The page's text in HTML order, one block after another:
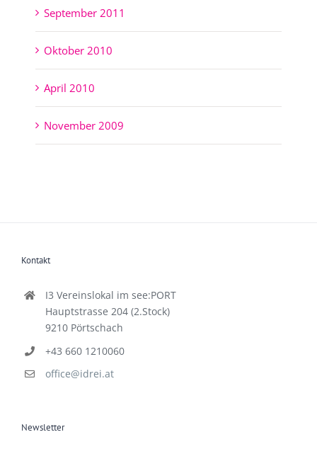
September 2011
Oktober 2010
April 2010
November 2009
Kontakt
I3 Vereinslokal im see:PORT
Hauptstrasse 204 (2.Stock)
9210 Pörtschach
+43 660 1210060
office@idrei.at
Newsletter